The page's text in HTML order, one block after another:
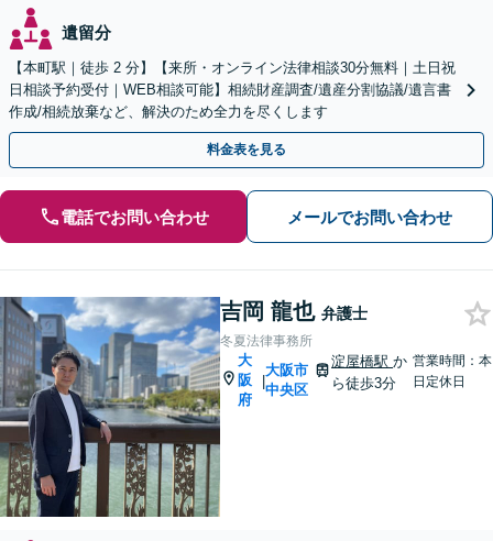
遺留分
【本町駅｜徒歩 2 分】【来所・オンライン法律相談30分無料｜土日祝
日相談予約受付｜WEB相談可能】相続財産調査/遺産分割協議/遺言書
作成/相続放棄など、解決のため全力を尽くします
料金表を見る
電話でお問い合わせ メールでお問い合わせ
吉岡 龍也 弁護士
冬夏法律事務所
大
阪
府
|
大阪市
中央区
淀屋橋駅か
ら徒歩3分
営業時間：本
日定休日